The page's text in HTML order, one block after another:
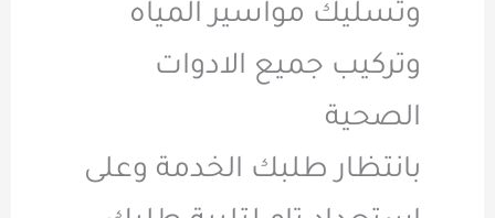
وتسليك مواسير المياه
وتركيب جميع الادوات
الصحية
بانتظار طلبك الخدمة وعلى